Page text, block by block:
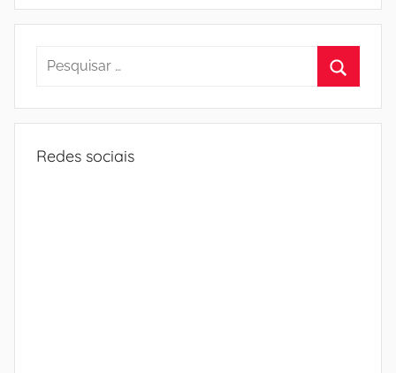
Pesquisar
Redes sociais